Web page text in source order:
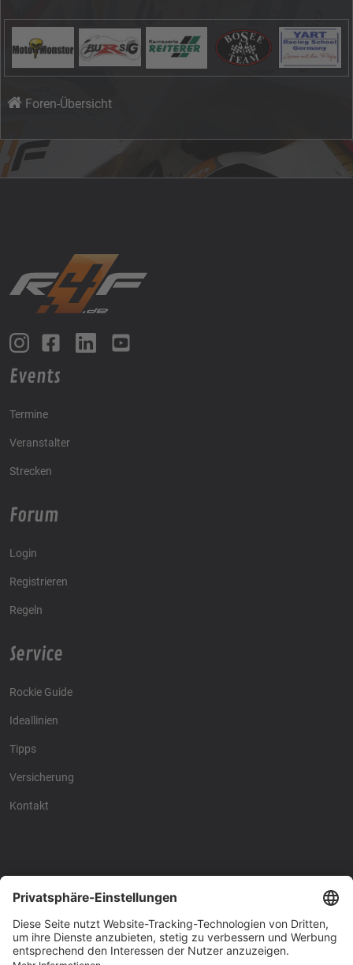
Foren-Übersicht
Events
Termine
Veranstalter
Strecken
Forum
Login
Registrieren
Regeln
Service
Rockie Guide
Ideallinien
Tipps
Versicherung
Kontakt
Racing4fun - Alles über Racing4fun - Alles über